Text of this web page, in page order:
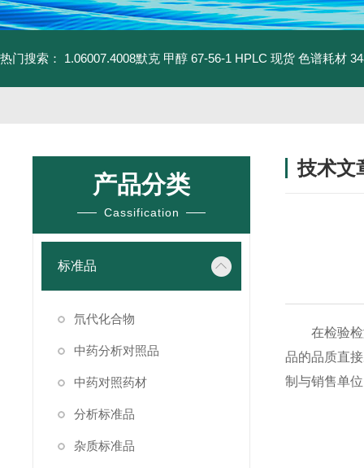
热门搜索： 1.06007.4008默克 甲醇 67-56-1 HPLC 现货 色谱耗材
产品分类
Cassification
标准品
氘代化合物
中药分析对照品
中药对照药材
分析标准品
杂质标准品
技术文
在检验检测
品的品质直
制与销售单